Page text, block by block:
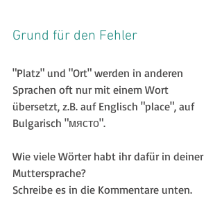
Grund für den Fehler
"Platz" und "Ort" werden in anderen
Sprachen oft nur mit einem Wort
übersetzt, z.B. auf Englisch "place", auf
Bulgarisch "място".
Wie viele Wörter habt ihr dafür in deiner
Muttersprache?
Schreibe es in die Kommentare unten.